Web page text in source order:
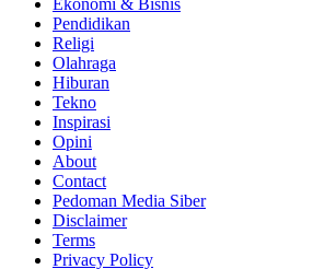
Pendidikan
Religi
Olahraga
Hiburan
Tekno
Inspirasi
Opini
About
Contact
Pedoman Media Siber
Disclaimer
Terms
Privacy Policy